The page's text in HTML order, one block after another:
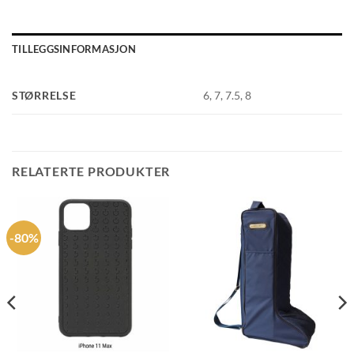
TILLEGGSINFORMASJON
STØRRELSE 6, 7, 7.5, 8
RELATERTE PRODUKTER
-80%